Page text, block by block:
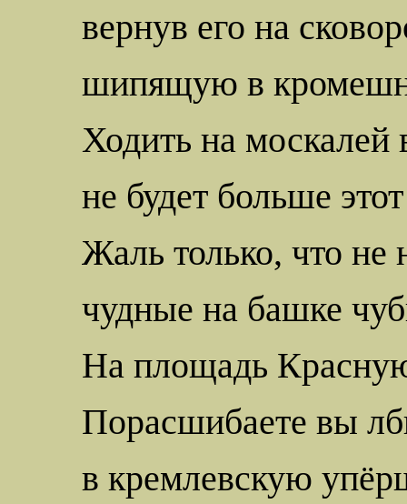
вернув его на
шипящую в
Ходить на москалей
не будет больше
Жаль только, что не
чудные на башке
На площадь
Порасшибаете вы
в кремлевскую